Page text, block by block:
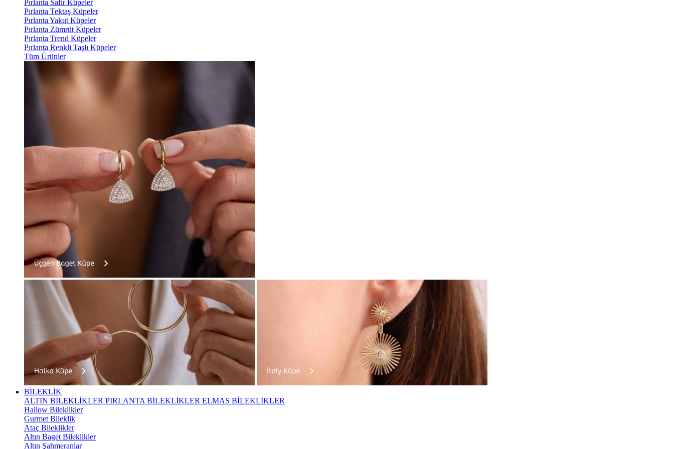
Pırlanta Safir Küpeler
Pırlanta Tektaş Küpeler
Pırlanta Yakut Küpeler
Pırlanta Zümrüt Küpeler
Pırlanta Trend Küpeler
Pırlanta Renkli Taşlı Küpeler
Tüm Ürünler
BİLEKLİK
ALTIN BİLEKLİKLER PIRLANTA BİLEKLİKLER ELMAS BİLEKLİKLER
Hallow Bileklikler
Gurmet Bileklik
Ataç Bileklikler
Altın Baget Bileklikler
Altın Şahmeranlar